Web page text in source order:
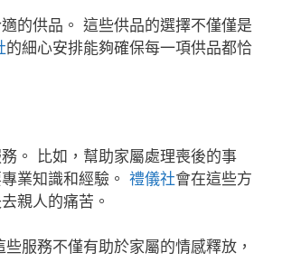
的供品。 這些供品的選擇不僅僅是
的細心安排能夠確保每一項供品都恰
。 比如，幫助家屬處理喪後的事
業知識和經驗。 禮儀社會在這些方
親人的痛苦。
服務不僅有助於家屬的情感釋放，